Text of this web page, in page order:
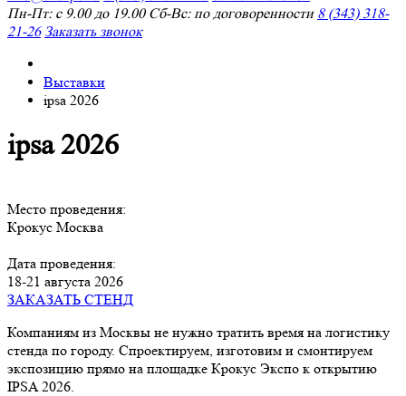
Пн-Пт: с 9.00 до 19.00 Сб-Вс: по договоренности 8 (343) 318-
21-26 Заказать звонок
Выставки
ipsa 2026
ipsa 2026
Место проведения:
Крокус Москва
Дата проведения:
18-21 августа 2026
ЗАКАЗАТЬ СТЕНД
Компаниям из Москвы не нужно тратить время на логистику
стенда по городу. Спроектируем, изготовим и смонтируем
экспозицию прямо на площадке Крокус Экспо к открытию
IPSA 2026.